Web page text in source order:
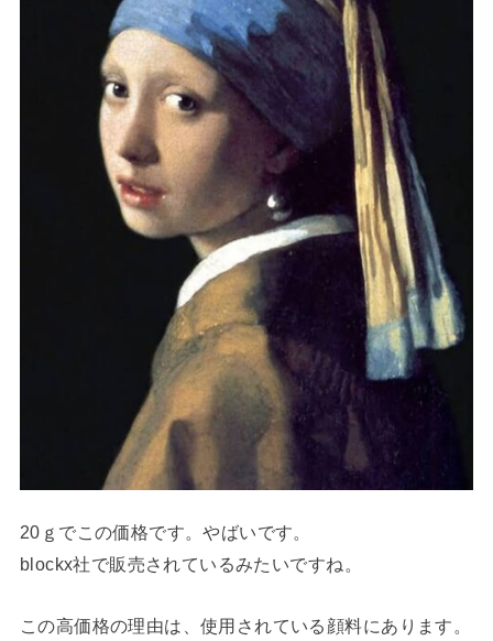
20ｇでこの価格です。やばいです。
blockx社で販売されているみたいですね。
この高価格の理由は、使用されている顔料にあります。